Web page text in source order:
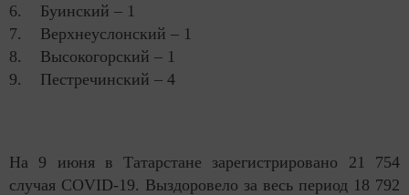
6. Буинский – 1
7. Верхнеуслонский – 1
8. Высокогорский – 1
9. Пестречинский – 4
На 9 июня в Татарстане зарегистрировано 21 754
случая COVID-19. Выздоровело за весь период 18 792